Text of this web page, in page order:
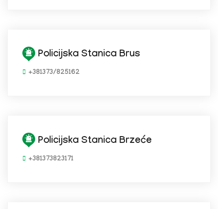
Policijska Stanica Brus
+381373/825162
Policijska Stanica Brzeće
+381373823171